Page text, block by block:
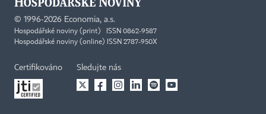
© 1996-2026 Economia, a.s.
Hospodářské noviny (print) ISSN 0862-9587
Hospodářské noviny (online) ISSN 2787-950X
Certifikováno Sledujte nás